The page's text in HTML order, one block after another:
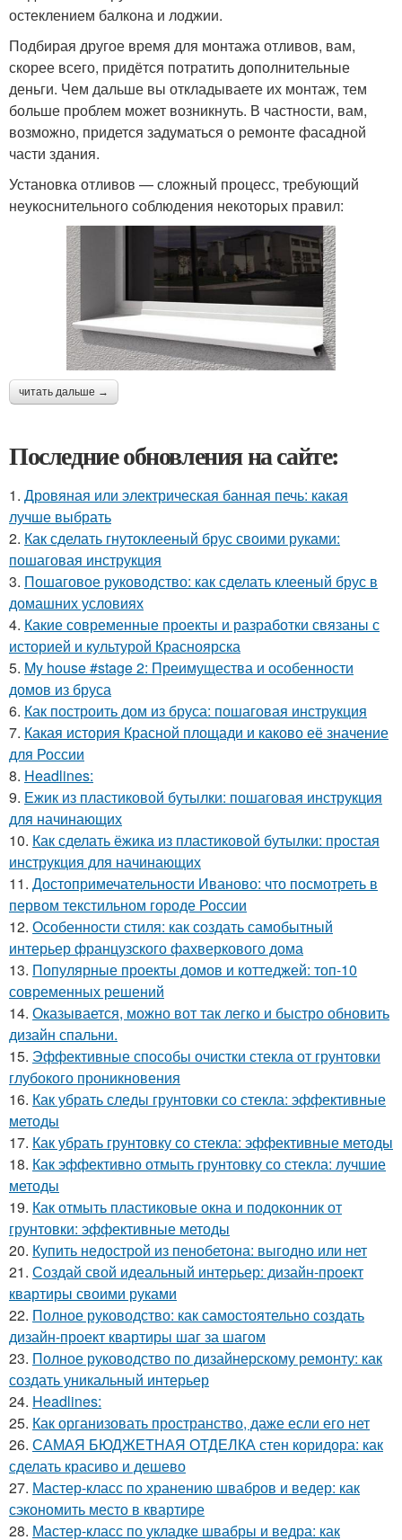
остеклением балкона и лоджии.
Подбирая другое время для монтажа отливов, вам,
скорее всего, придётся потратить дополнительные
деньги. Чем дальше вы откладываете их монтаж, тем
больше проблем может возникнуть. В частности, вам,
возможно, придется задуматься о ремонте фасадной
части здания.
Установка отливов — сложный процесс, требующий
неукоснительного соблюдения некоторых правил:
читать дальше →
Последние обновления на сайте:
1. Дровяная или электрическая банная печь: какая
лучше выбрать
2. Как сделать гнутоклееный брус своими руками:
пошаговая инструкция
3. Пошаговое руководство: как сделать клееный брус в
домашних условиях
4. Какие современные проекты и разработки связаны с
историей и культурой Красноярска
5. My house #stage 2: Преимущества и особенности
домов из бруса
6. Как построить дом из бруса: пошаговая инструкция
7. Какая история Красной площади и каково её значение
для России
8. Headlines:
9. Ежик из пластиковой бутылки: пошаговая инструкция
для начинающих
10. Как сделать ёжика из пластиковой бутылки: простая
инструкция для начинающих
11. Достопримечательности Иваново: что посмотреть в
первом текстильном городе России
12. Особенности стиля: как создать самобытный
интерьер французского фахверкового дома
13. Популярные проекты домов и коттеджей: топ-10
современных решений
14. Оказывается, можно вот так легко и быстро обновить
дизайн спальни.
15. Эффективные способы очистки стекла от грунтовки
глубокого проникновения
16. Как убрать следы грунтовки со стекла: эффективные
методы
17. Как убрать грунтовку со стекла: эффективные методы
18. Как эффективно отмыть грунтовку со стекла: лучшие
методы
19. Как отмыть пластиковые окна и подоконник от
грунтовки: эффективные методы
20. Купить недострой из пенобетона: выгодно или нет
21. Создай свой идеальный интерьер: дизайн-проект
квартиры своими руками
22. Полное руководство: как самостоятельно создать
дизайн-проект квартиры шаг за шагом
23. Полное руководство по дизайнерскому ремонту: как
создать уникальный интерьер
24. Headlines:
25. Как организовать пространство, даже если его нет
26. САМАЯ БЮДЖЕТНАЯ ОТДЕЛКА стен коридора: как
сделать красиво и дешево
27. Мастер-класс по хранению швабров и ведер: как
сэкономить место в квартире
28. Мастер-класс по укладке швабры и ведра: как